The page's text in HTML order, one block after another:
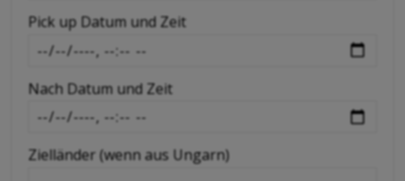
-
-
Pick up Datum und Zeit
Nach Datum und Zeit
Zielländer (wenn aus Ungarn)